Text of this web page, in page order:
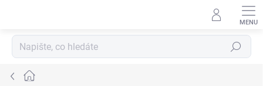
Hledat
Domů